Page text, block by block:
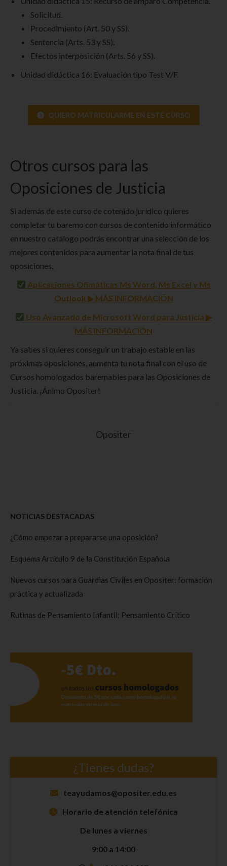
Solicitud.
Procedimiento (Art. 50 y SS).
Sentencia (Arts. 53 y SS).
Efectos interposición (Arts. 56 y SS).
Unidad didáctica 16: Evaluación tipo Test V/F.
QUIERO MATRICULARME EN ESTE CURSO
Otros cursos para las
Oposiciones de Justicia
Si además de este curso de cotenido jurídico quieres
completar tu baremo con cursos de contenido informático
en nuestro catálogo podrás encontrar una selección de los
mejores contenidos para aumentar la nota final de tus
oposiciones.
Aplicaciones Ofimáticas Ms Word, Ms Excel y Ms
Outlook ▶ MÁS INFORMACIÓN
Uso Avanzado de Microsoft Word para Justicia ▶
MÁS INFORMACIÓN
Ya sabes si quieres conseguir un trabajo estable en las
próximas oposiciones, aumenta tu nota final con el uso de
Cursos homologados baremables para las Oposiciones de
Justicia. ¡Ánimo Opositer!
Opositer
NOTICIAS DESTACADAS
¿Cómo empezar a prepararse una oposición?
Esquema Artículo 9 de la Constitución Española
Nuevos cursos para Guardias Civiles en Opositer: formación
práctica y actualizada
Rutinas de Pensamiento Infantil: Pensamiento Crítico
¿Tienes dudas?
teayudamos@opositer.edu.es
Horario de atención telefónica
De lunes a viernes
9:00 a 14:00